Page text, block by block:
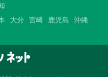
大分 宮崎 鹿児島 沖縄